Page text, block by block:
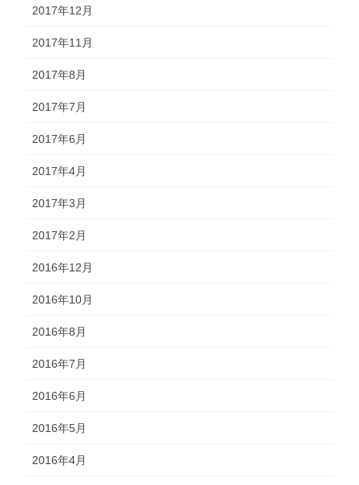
2017年12月
2017年11月
2017年8月
2017年7月
2017年6月
2017年4月
2017年3月
2017年2月
2016年12月
2016年10月
2016年8月
2016年7月
2016年6月
2016年5月
2016年4月